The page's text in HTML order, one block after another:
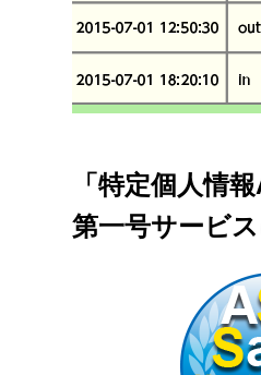
「特定個人情
第一号サービ